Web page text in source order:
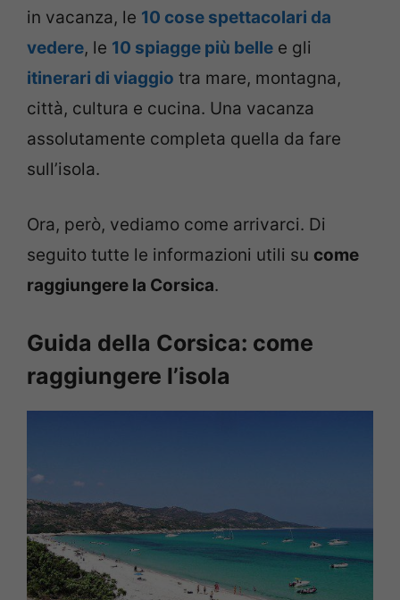
in vacanza, le 10 cose spettacolari da
vedere, le 10 spiagge più belle e gli
itinerari di viaggio tra mare, montagna,
città, cultura e cucina. Una vacanza
assolutamente completa quella da fare
sull’isola.
Ora, però, vediamo come arrivarci. Di
seguito tutte le informazioni utili su come
raggiungere la Corsica.
Guida della Corsica: come
raggiungere l’isola